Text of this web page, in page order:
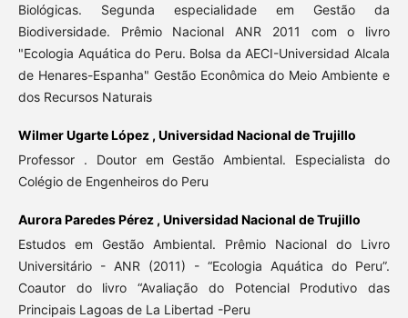
Biológicas. Segunda especialidade em Gestão da
Biodiversidade. Prêmio Nacional ANR 2011 com o livro
"Ecologia Aquática do Peru. Bolsa da AECI-Universidad Alcala
de Henares-Espanha" Gestão Econômica do Meio Ambiente e
dos Recursos Naturais
Wilmer Ugarte López , Universidad Nacional de Trujillo
Professor . Doutor em Gestão Ambiental. Especialista do
Colégio de Engenheiros do Peru
Aurora Paredes Pérez , Universidad Nacional de Trujillo
Estudos em Gestão Ambiental. Prêmio Nacional do Livro
Universitário - ANR (2011) - “Ecologia Aquática do Peru”.
Coautor do livro “Avaliação do Potencial Produtivo das
Principais Lagoas de La Libertad -Peru